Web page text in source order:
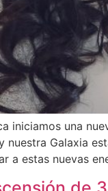
iniciamos una
nuestra Galaxia
a estas nuevas